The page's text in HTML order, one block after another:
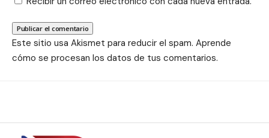
Este sitio usa Akismet para reducir el spam. Aprende
cómo se procesan los datos de tus comentarios.